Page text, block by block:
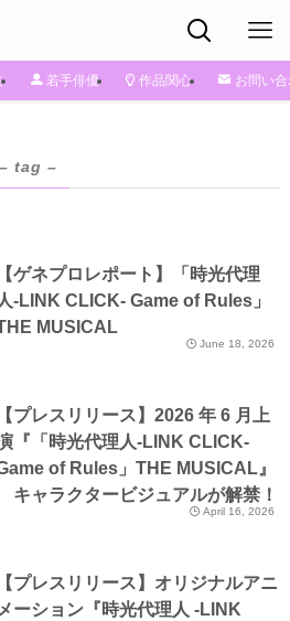
若手俳優 作品関心 お問い
– tag –
【ゲネプロレポート】「時光代理
人-LINK CLICK- Game of Rules」
MUSICAL
June 18, 2026
【プレスリリース】2026 年 6 月上
『「時光代理人-LINK CLICK-
of Rules」THE MUSICAL』
キャラクタービジュアルが解禁！
April 16, 2026
【プレスリリース】オリジナルアニ
メーション『時光代理人 -LINK